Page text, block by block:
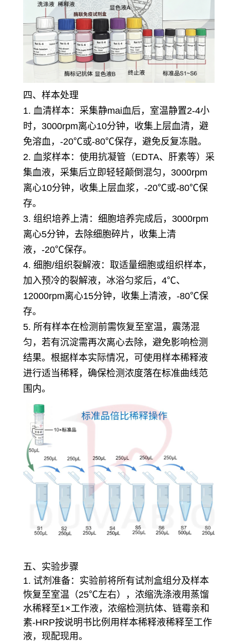
四、样本处理
1. 血清样本：采集静mai血后，室温静置2-4小
时，3000rpm离心10分钟，收集上层血清，避
免溶血，-20℃或-80℃保存，避免反复冻融。
2. 血浆样本：使用抗凝管（EDTA、肝素等）采
集血液，采集后立即轻轻颠倒混匀，3000rpm
离心10分钟，收集上层血浆，-20℃或-80℃保
存。
3. 组织培养上清：细胞培养完成后，3000rpm
离心5分钟，去除细胞碎片，收集上清
液，-20℃保存。
4. 细胞/组织裂解液：取适量细胞或组织样本，
加入预冷的裂解液，冰浴匀浆后，4℃、
12000rpm离心15分钟，收集上清液，-80℃保
存。
5. 所有样本在检测前需恢复至室温，震荡混
匀，若有沉淀需再次离心去除，避免影响检测
结果。根据样本实际情况，可使用样本稀释液
进行适当稀释，确保检测浓度落在标准曲线范
围内。
五、实验步骤
1. 试剂准备：实验前将所有试剂盒组分及样本
恢复至室温（25℃左右），浓缩洗涤液用蒸馏
水稀释至1×工作液，浓缩检测抗体、链霉亲和
素-HRP按说明书比例用样本稀释液稀释至工作
液，现配现用。